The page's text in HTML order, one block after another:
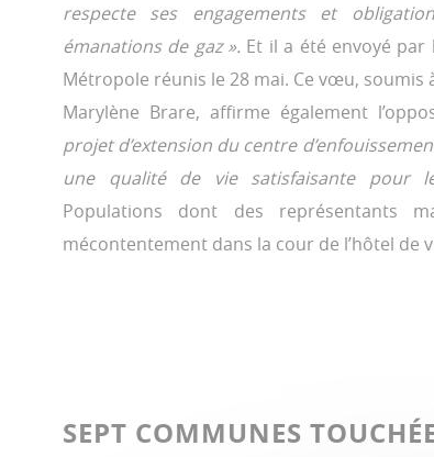
respecte ses engagements et
émanations de gaz ». Et il a été envoyé par
Métropole réunis le 28 mai. Ce vœu, soumis
Marylène Brare, affirme également
projet d’extension du centre
une qualité de vie satisfaisante pour
Populations dont des représentants
mécontentement dans la cour de l’hôtel de
SEPT COMMUNES